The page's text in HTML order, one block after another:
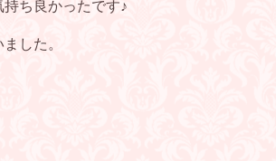
ち良かったです♪
した。